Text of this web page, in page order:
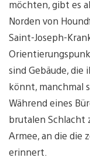
möchten, gibt es
Norden von
Saint-Joseph-
sind Gebäude, die
könnt, manchmal
Während eines
brutalen Schlacht
Armee, an die die
erinnert.